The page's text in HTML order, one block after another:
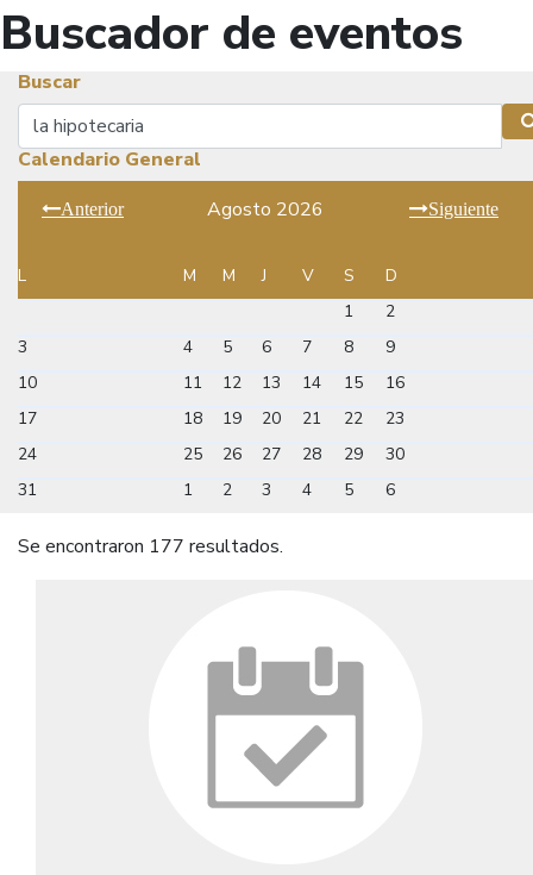
Buscador de eventos
Buscar
Buscar
Calendario General
Anterior Agosto 2026 Siguiente
L M M J V S
D
1
2
3
4 5 6 7 8
9
10
11 12 13 14 15
16
17
18 19 20 21 22
23
24
25 26 27 28 29
30
31
1 2 3 4 5 6
Se encontraron 177 resultados.